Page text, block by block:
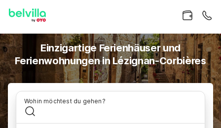
Einzigartige Ferienhäuser und
Ferienwohnungen in Lézignan-Corbières
Wohin möchtest du gehen?